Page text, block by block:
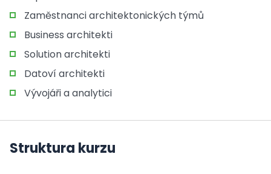
Zaměstnanci architektonických týmů
Business architekti
Solution architekti
Datoví architekti
Vývojáři a analytici
Struktura kurzu